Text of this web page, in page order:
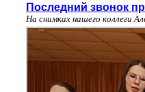
Последний звонок
На снимках нашего коллеги